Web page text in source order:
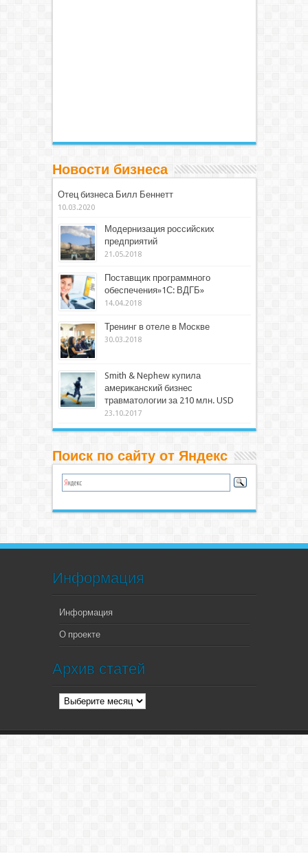
Новости бизнеса
Отец бизнеса Билл Беннетт
10.03.2020
Модернизация российских
предприятий
21.05.2018
Поставщик программного
обеспечения»1С: ВДГБ»
14.04.2018
Тренинг в отеле в Москве
30.03.2018
Smith & Nephew купила
американский бизнес
травматологии за 210 млн. USD
23.10.2017
Поиск по сайту от Яндекс
Информация
Информация
О проекте
Архив статей
Архив
статей